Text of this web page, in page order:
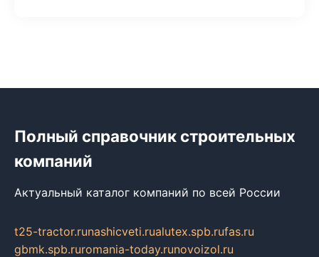
Полный справочник строительных
компаний
Актуальный каталог компаний по всей России
t25-tractor.runashicveti.rualutex.spb.rufas.ru
gbmk.spb.ruromania-today.runovoizol.ru